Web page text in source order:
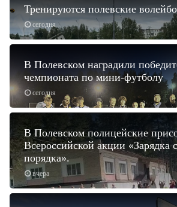
сегодня
Тренируются полевские
сегодня
В Полевском наградили
чемпионата по мини-футболу
вчера
В Полевском полицейские
Всероссийской акции «Зарядка
порядка».